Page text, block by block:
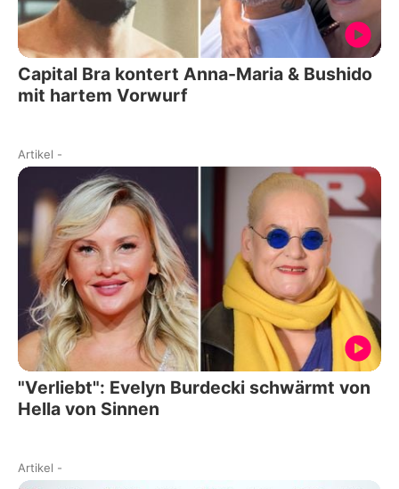
Capital Bra kontert Anna-Maria & Bushido
mit hartem Vorwurf
Artikel -
"Verliebt": Evelyn Burdecki schwärmt von
Hella von Sinnen
Artikel -